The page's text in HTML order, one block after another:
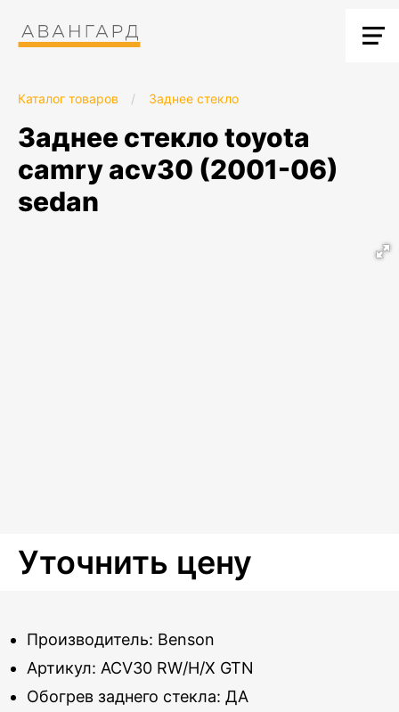
Каталог товаров / Заднее стекло
заднее стекло toyota
camry acv30 (2001-06)
sedan
Уточнить цену
Производитель: Benson
Артикул: ACV30 RW/H/X GTN
Обогрев заднего стекла: ДА